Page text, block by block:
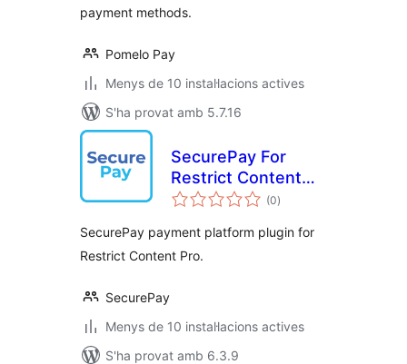
payment methods.
Pomelo Pay
Menys de 10 instal·lacions actives
S'ha provat amb 5.7.16
SecurePay For
Restrict Content
Pro
(0puntuacions
totals
)
SecurePay payment platform plugin for
Restrict Content Pro.
SecurePay
Menys de 10 instal·lacions actives
S'ha provat amb 6.3.9